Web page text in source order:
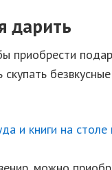
дарить
приобрести